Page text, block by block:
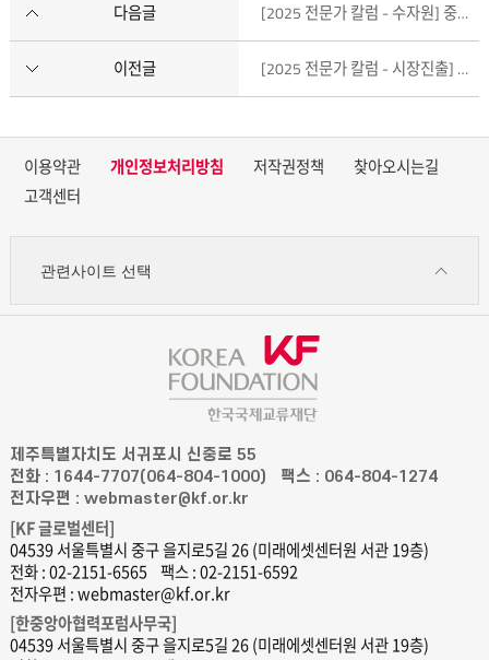
다음글 [2025 전문가 칼럼 - 수자원] 중앙아시아 수자원–에너지 갈등의 해빙과 협력적 거버넌스의 부상
이전글 [2025 전문가 칼럼 - 시장진출] 기업인이 본 유라시아 시장의 기회와 도전
이용약관 개인정보처리방침 저작권정책
찾아오시는길
고객센터
관련사이트 선택
제주특별자치도 서귀포시 신중로 55
전화 : 1644-7707(064-804-1000)
팩스 : 064-804-1274
전자우편 : webmaster@kf.or.kr
[KF 글로벌센터]
04539 서울특별시 중구 을지로5길 26 (미래에셋센터원 서관 19층)
전화 : 02-2151-6565 팩스 : 02-2151-6592
전자우편 : webmaster@kf.or.kr
[한중앙아협력포럼사무국]
04539 서울특별시 중구 을지로5길 26 (미래에셋센터원 서관 19층)